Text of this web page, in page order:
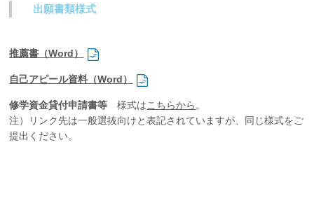
出願書類様式
推薦書（Word）
自己アピール資料（Word）
修学資金貸付申請書等様式はこちらから。
注）リンク先は一般選抜向けと表記されていますが、同じ様式をご
提出ください。